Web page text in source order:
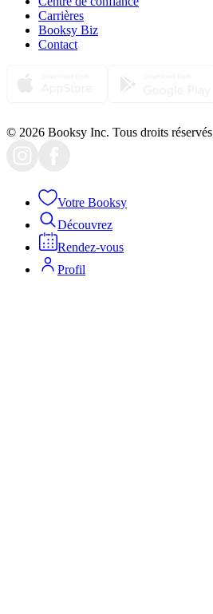
Carrières
Booksy Biz
Contact
© 2026 Booksy Inc. Tous droits réservés
Votre Booksy
Découvrez
Rendez-vous
Profil